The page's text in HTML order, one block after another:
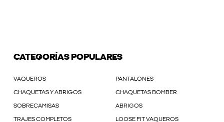
CATEGORÍAS POPULARES
VAQUEROS PANTALONES
CHAQUETAS Y ABRIGOS CHAQUETAS BOMBER
SOBRECAMISAS ABRIGOS
TRAJES COMPLETOS LOOSE FIT VAQUEROS